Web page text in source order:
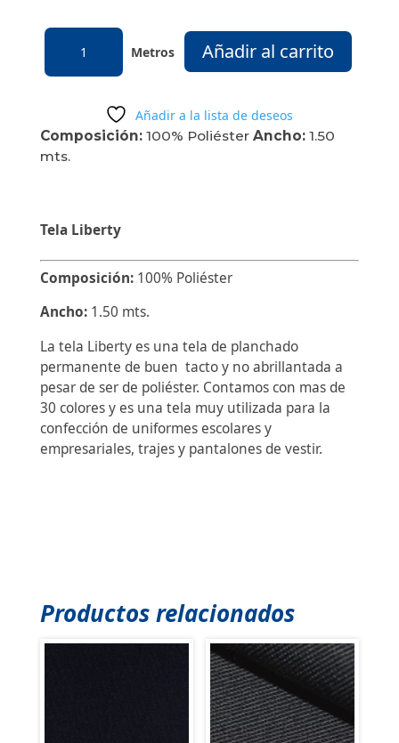
LIBERTY
cantidad
Añadir al carrito
Añadir a la lista de deseos
Composición:100% Poliéster Ancho:1.50
mts.
Tela Liberty
Composición:100% Poliéster
Ancho:1.50 mts.
La tela Liberty es una tela de planchado
permanente de buen tacto y no abrillantada a
pesar de ser de poliéster. Contamos con mas de
30 colores y es una tela muy utilizada para la
confección de uniformes escolares y
empresariales, trajes y pantalones de vestir.
Productos relacionados